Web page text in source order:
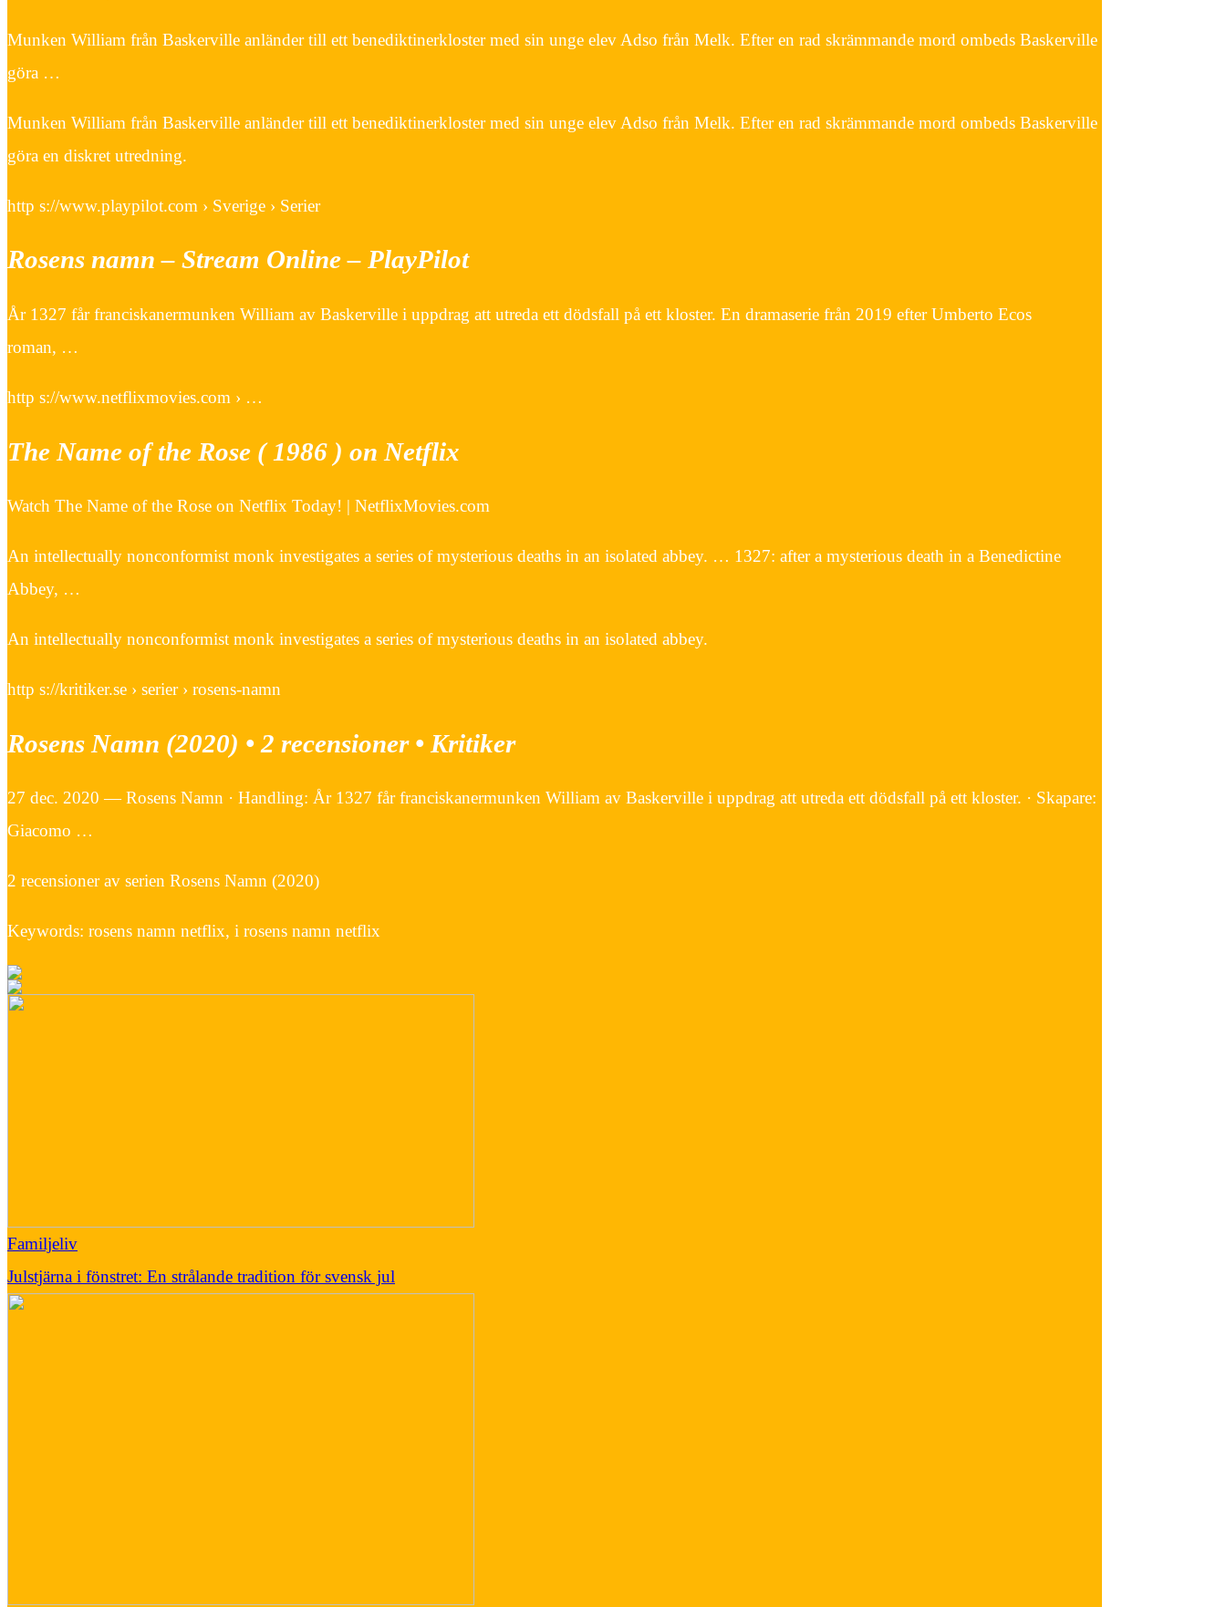
Munken William från Baskerville anländer till ett benediktinerkloster med sin unge elev Adso från Melk. Efter en rad skrämmande mord ombeds Baskerville
göra …
Munken William från Baskerville anländer till ett benediktinerkloster med sin unge elev Adso från Melk. Efter en rad skrämmande mord ombeds Baskerville
göra en diskret utredning.
http s://www.playpilot.com › Sverige › Serier
Rosens namn – Stream Online – PlayPilot
År 1327 får franciskanermunken William av Baskerville i uppdrag att utreda ett dödsfall på ett kloster. En dramaserie från 2019 efter Umberto Ecos
roman, …
http s://www.netflixmovies.com › …
The Name of the Rose ( 1986 ) on Netflix
Watch The Name of the Rose on Netflix Today! | NetflixMovies.com
An intellectually nonconformist monk investigates a series of mysterious deaths in an isolated abbey. … 1327: after a mysterious death in a Benedictine
Abbey, …
An intellectually nonconformist monk investigates a series of mysterious deaths in an isolated abbey.
http s://kritiker.se › serier › rosens-namn
Rosens Namn (2020) • 2 recensioner • Kritiker
27 dec. 2020 — Rosens Namn · Handling: År 1327 får franciskanermunken William av Baskerville i uppdrag att utreda ett dödsfall på ett kloster. · Skapare:
Giacomo …
2 recensioner av serien Rosens Namn (2020)
Keywords: rosens namn netflix, i rosens namn netflix
Familjeliv
Julstjärna i fönstret: En strålande tradition för svensk jul